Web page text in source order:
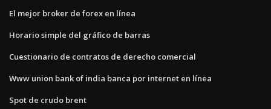
El mejor broker de forex en línea
Horario simple del gráfico de barras
Cuestionario de contratos de derecho comercial
Www union bank of india banca por internet en línea
Spot de crudo brent